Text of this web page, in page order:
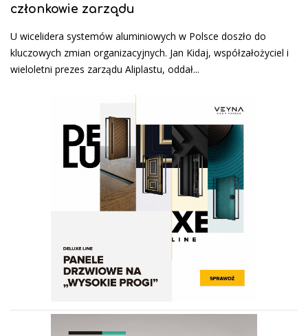
członkowie zarządu
U wicelidera systemów aluminiowych w Polsce doszło do
kluczowych zmian organizacyjnych. Jan Kidaj, współzałożyciel i
wieloletni prezes zarządu Aliplastu, oddał...